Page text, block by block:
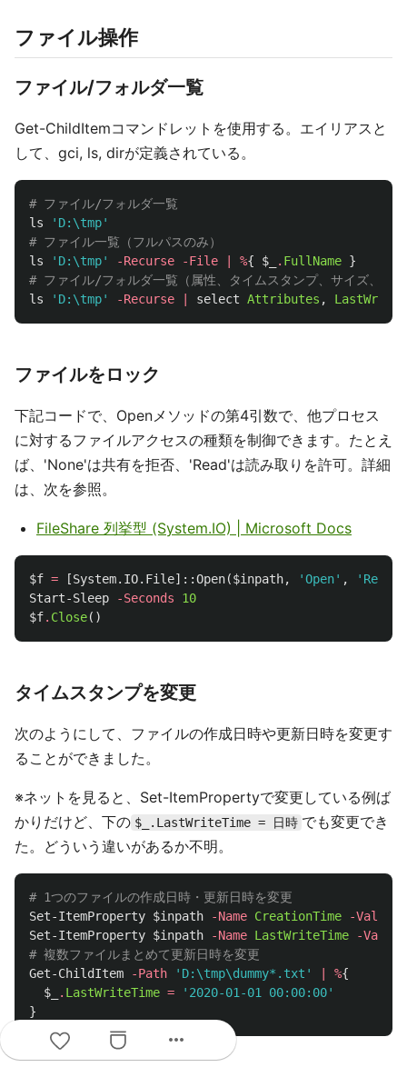
ファイル操作
ファイル/フォルダ一覧
Get-ChildItemコマンドレットを使用する。エイリアスと
して、gci, ls, dirが定義されている。
# ファイル/フォルダ一覧
ls
'D:\tmp'
# ファイル一覧（フルパスのみ）
ls
'D:\tmp' -Recurse -File %{ $_ . FullName }
# ファイル/フォルダ一覧（属性、タイムスタンプ、サイズ、フ
ls
'D:\tmp' -Recurse select Attributes ,
ファイルをロック
下記コードで、Openメソッドの第4引数で、他プロセス
に対するファイルアクセスの種類を制御できます。たとえ
ば、'None'は共有を拒否、'Read'は読み取りを許可。詳細
は、次を参照。
FileShare 列挙型 (System.IO) | Microsoft Docs
$f = [System.IO.File]::Open($inpath, 'Open' , 'Read'
Start-Sleep
-Seconds
10
$f. Close()
タイムスタンプを変更
次のようにして、ファイルの作成日時や更新日時を変更す
ることができました。
※ネットを見ると、Set-ItemPropertyで変更している例ば
かりだけど、下の $_.LastWriteTime = 日時 でも変更でき
た。どういう違いがあるか不明。
# 1つのファイルの作成日時・更新日時を変更
Set-ItemProperty $inpath -Name CreationTime -Value
Set-ItemProperty $inpath -Name LastWriteTime
-Value
# 複数ファイルまとめて更新日時を変更
Get-ChildItem
-Path 'D:\tmp\dummy*.txt' %{
$_
. LastWriteTime =
'2020-01-01 00:00:00'
}
more_horiz